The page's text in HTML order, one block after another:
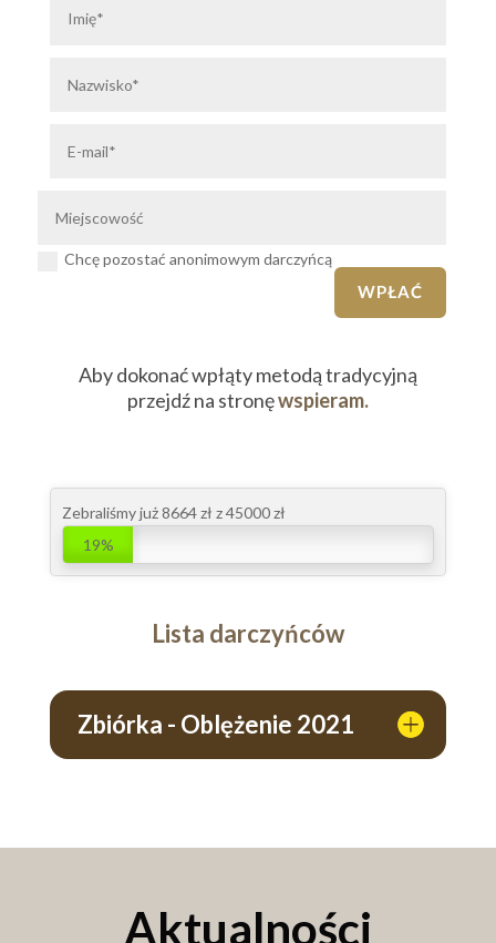
Chcę pozostać anonimowym darczyńcą
WPŁAĆ
Aby dokonać wpłąty metodą tradycyjną
przejdź na stronęwspieram.
Zebraliśmy już 8664 zł z 45000 zł
19%
Lista darczyńców
Zbiórka - Oblężenie 2021
Aktualności